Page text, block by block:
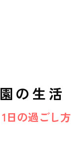
園の生活
1日の過ごし方